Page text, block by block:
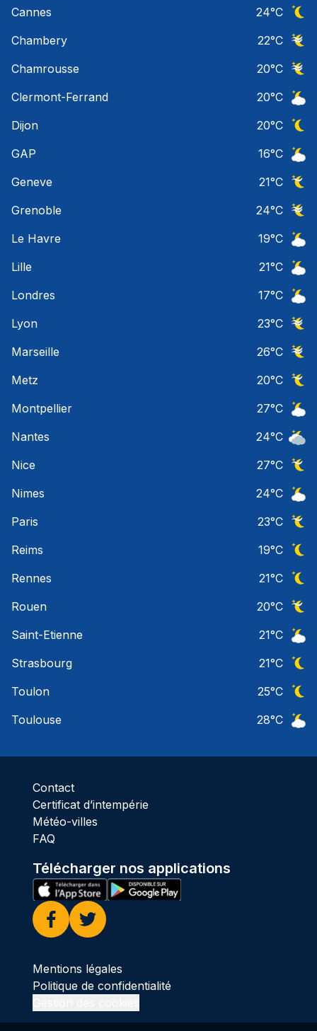
Cannes
24°C
Chambery
22°C
Chamrousse
20°C
Clermont-Ferrand
20°C
Dijon
20°C
GAP
16°C
Geneve
21°C
Grenoble
24°C
Le Havre
19°C
Lille
21°C
Londres
17°C
Lyon
23°C
Marseille
26°C
Metz
20°C
Montpellier
27°C
Nantes
24°C
Nice
27°C
Nimes
24°C
Paris
23°C
Reims
19°C
Rennes
21°C
Rouen
20°C
Saint-Etienne
21°C
Strasbourg
21°C
Toulon
25°C
Toulouse
28°C
Contact
Certificat d’intempérie
Météo-villes
FAQ
Télécharger nos applications
Facebook
Twitter
Mentions légales
Politique de confidentialité